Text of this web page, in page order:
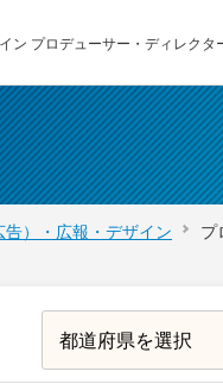
ン プロデューサー・ディレク
）・広報・デザイン プ